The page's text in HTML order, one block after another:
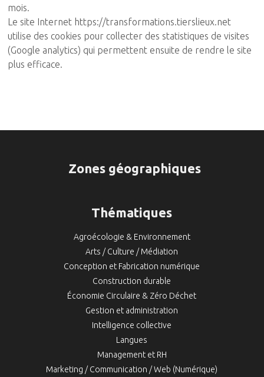
mois.
Le site Internet https://transformations.tierslieux.net
utilise des cookies pour collecter des statistiques de visites
(Google analytics) qui permettent ensuite de rendre le site
plus efficace.
Zones géographiques
Thématiques
Agroécologie & Environnement
Arts / Culture / Médiation
Conception et Fabrication numérique
Construction durable
Économie Circulaire & Zéro Déchet
Gestion et administration
Intelligence collective
Langues
Management et RH
Marketing / Communication / Web (Numérique)